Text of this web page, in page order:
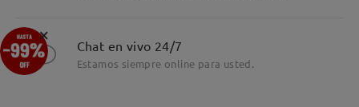
Chat en vivo 24/7
Estamos siempre online para usted.
×